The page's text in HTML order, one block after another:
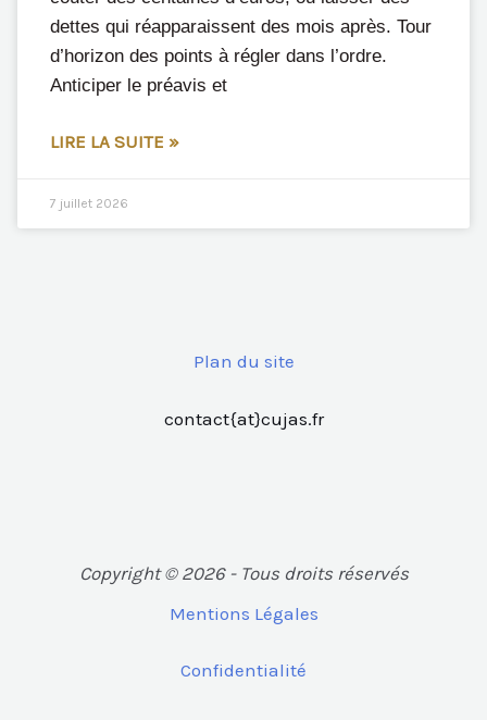
dettes qui réapparaissent des mois après. Tour
d’horizon des points à régler dans l’ordre.
Anticiper le préavis et
LIRE LA SUITE »
7 juillet 2026
Plan du site
contact{at}cujas.fr
Copyright © 2026 - Tous droits réservés
Mentions Légales
Confidentialité